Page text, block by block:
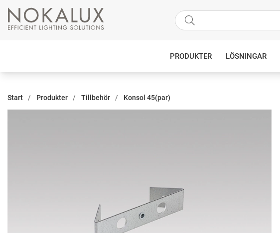
PRODUKTER LÖSNINGAR
Start Produkter Tillbehör Konsol 45(par)